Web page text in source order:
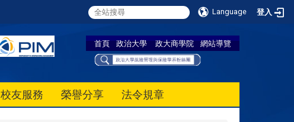
Language 登入
首頁 政治大學 政大商學院 網站導覽
校友服務 榮譽分享 法令規章